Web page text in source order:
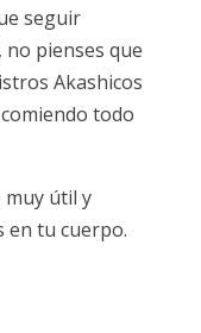
seguir
no pienses que
Akashicos
todo
muy útil y
en tu cuerpo.